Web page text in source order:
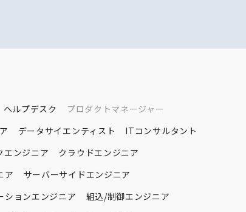
ヘルプデスク
プロダクトマネージャー
データサイエンティスト
ITコンサルタント
エンジニア
クラウドエンジニア
ア
サーバーサイドエンジニア
ションエンジニア
組込/制御エンジニア